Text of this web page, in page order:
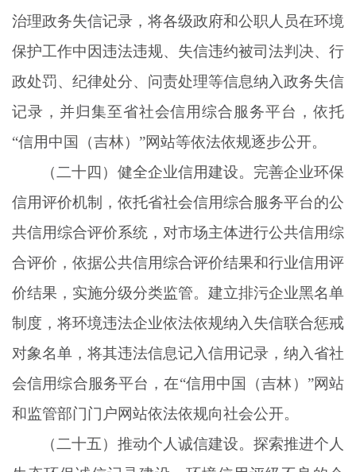
治理政务失信记录，将各级政府和公职人员在环境
保护工作中因违法违规、失信违约被司法判决、行
政处罚、纪律处分、问责处理等信息纳入政务失信
记录，并归集至省社会信用综合服务平台，依托
“信用中国（吉林）”网站等依法依规逐步公开。
（二十四）健全企业信用建设。完善企业环保
信用评价机制，依托省社会信用综合服务平台的公
共信用综合评价系统，对市场主体进行公共信用综
合评价，依据公共信用综合评价结果和行业信用评
价结果，实施分级分类监管。建立排污企业黑名单
制度，将环境违法企业依法依规纳入失信联合惩戒
对象名单，将其违法信息记入信用记录，纳入省社
会信用综合服务平台，在“信用中国（吉林）”网站
和监管部门门户网站依法依规向社会公开。
（二十五）推动个人诚信建设。探索推进个人